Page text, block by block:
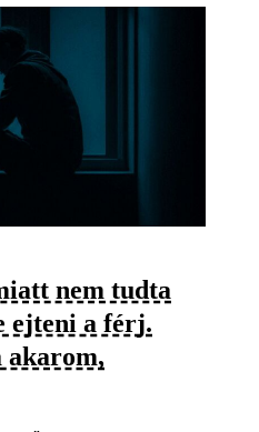
nem tudta
ejteni a férj.
akarom,